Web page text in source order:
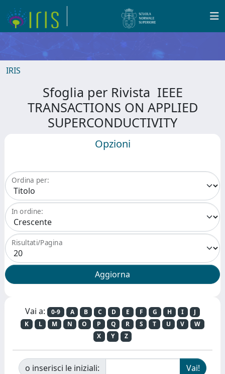
IRIS
Sfoglia per Rivista IEEE
TRANSACTIONS ON APPLIED
SUPERCONDUCTIVITY
Opzioni
Ordina per:
In ordine:
Risultati/Pagina
Vai a: 0-9 A B C D E F G H I
J
K
L M N O P Q R S T U V
W
X
Y Z
o inserisci le iniziali: